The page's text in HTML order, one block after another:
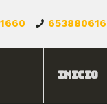
653880616
Inicio